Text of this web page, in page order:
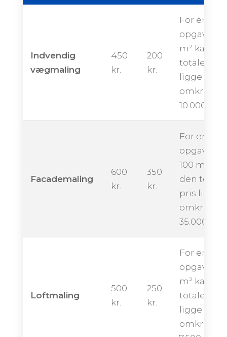
Indvendig
vægmaling
450
kr.
200
kr.
For en
opgave på
m² kan
totale pris
ligge
omkring
10.000
Facademaling
600
kr.
350
kr.
For en
opgave på
100 m² kan
den totale
pris ligge
omkring
35.000
Loftmaling
500
kr.
250
kr.
For en
opgave på
m² kan
totale pris
ligge
omkring